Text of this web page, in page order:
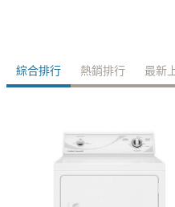
綜合排行 熱銷排行 最新